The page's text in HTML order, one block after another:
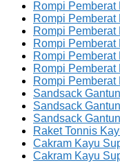
Rompi
Rompi
Rompi
Rompi
Rompi
Rompi
Rompi
Sandsack
Sandsack
Sandsack
Raket Tonnis
Cakram Kayu
Cakram Kayu